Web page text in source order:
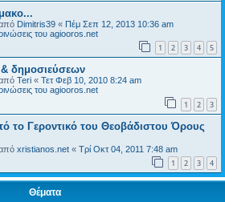
Dimitris39 « Πέμ Σεπ 12, 2013 10:36 am
του agiooros.net
1 2 3 4 5
& δημοσιεύσεων
Teri « Τετ Φεβ 10, 2010 8:24 am
του agiooros.net
1 2 3
το Γεροντικό του Θεοβάδιστου Όρους
xristianos.net « Τρί Οκτ 04, 2011 7:48 am
1 2 3 4
Θέματα